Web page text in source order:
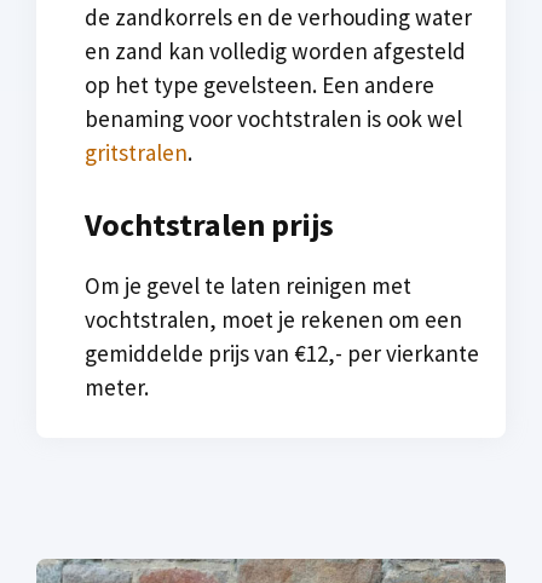
de zandkorrels en de verhouding water
en zand kan volledig worden afgesteld
op het type gevelsteen. Een andere
benaming voor vochtstralen is ook wel
gritstralen.
Vochtstralen prijs
Om je gevel te laten reinigen met
vochtstralen, moet je rekenen om een
gemiddelde prijs van €12,- per vierkante
meter.